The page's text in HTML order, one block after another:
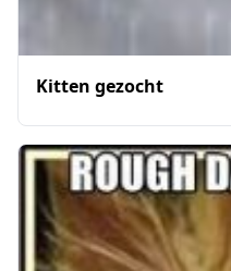
Kitten gezocht